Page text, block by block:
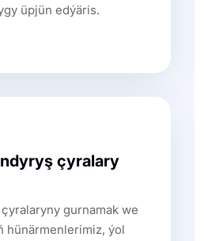
üpjün edýäris.
çyralary
gurnamak we
hünärmenlerimiz, ýol